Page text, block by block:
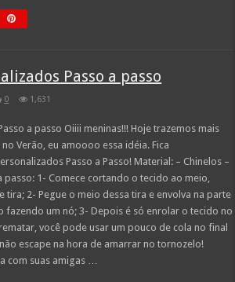
Passo a passo
0 1,631
a passo Oiiii meninas!!! Hoje trazemos mais
Verão, eu amoooo essa idéia. Fica
Passo a Passo! Material: – Chinelos –
passo: 1- Comece cortando o tecido ao meio,
tira; 2- Pegue o meio dessa tira e envolva na parte
fazendo um nó; 3- Depois é só enrolar o tecido no
você pode usar um pouco de cola no final
escape na hora de amarrar no tornozelo!
com suas amigas …